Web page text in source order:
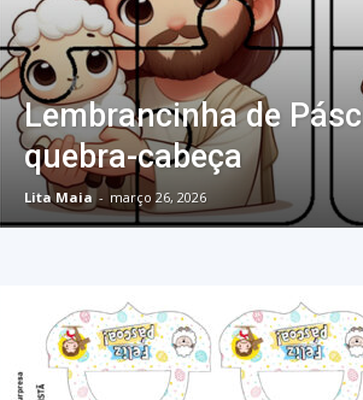
Lembrancinha de
quebra-cabeça
Lita Maia - março 26, 2026